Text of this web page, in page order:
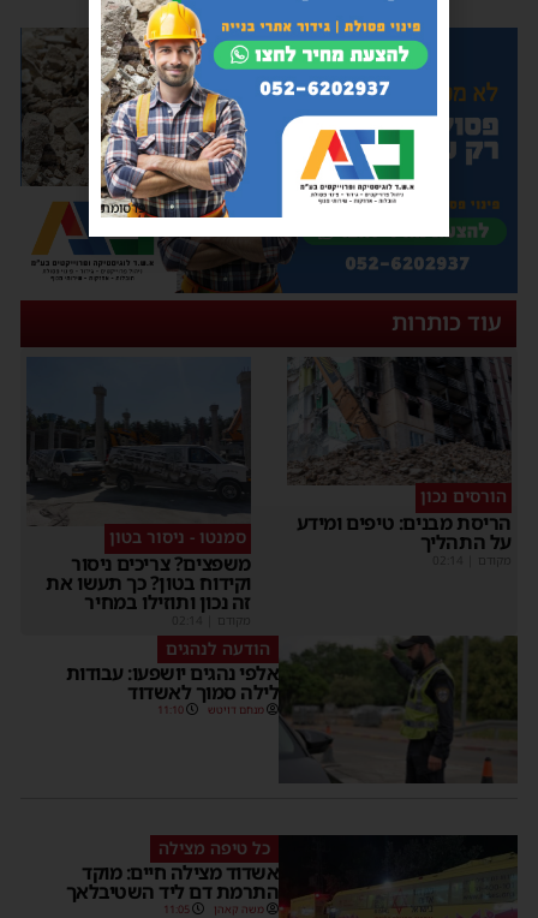
עוד כותרות
הורסים נכון
הריסת מבנים: טיפים ומידע
על התהליך
מקודם
סמנטו - ניסור בטון
משפצים? צריכים ניסור
וקידוח בטון? כך תעשו את
זה נכון ותוזילו במחיר
מקודם
הודעה לנהגים
אלפי נהגים יושפעו: עבודות
לילה סמוך לאשדוד
מנחם דויטש 11:10
כל טיפה מצילה
אשדוד מצילה חיים: מוקד
התרמת דם ליד השטיבלאך
משה קאהן 11:05
פרסומת